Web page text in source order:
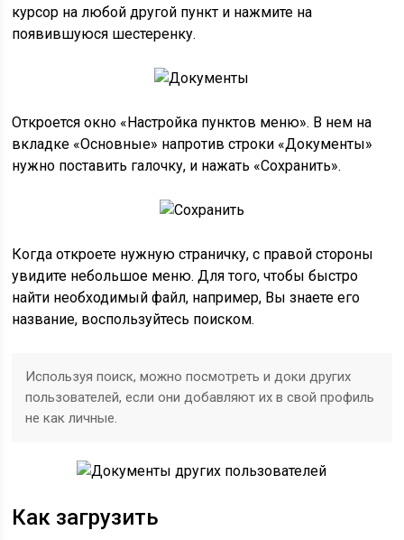
курсор на любой другой пункт и нажмите на
появившуюся шестеренку.
Откроется окно «Настройка пунктов меню». В нем на
вкладке «Основные» напротив строки «Документы»
нужно поставить галочку, и нажать «Сохранить».
Когда откроете нужную страничку, с правой стороны
увидите небольшое меню. Для того, чтобы быстро
найти необходимый файл, например, Вы знаете его
название, воспользуйтесь поиском.
Используя поиск, можно посмотреть и доки других
пользователей, если они добавляют их в свой профиль
не как личные.
Как загрузить